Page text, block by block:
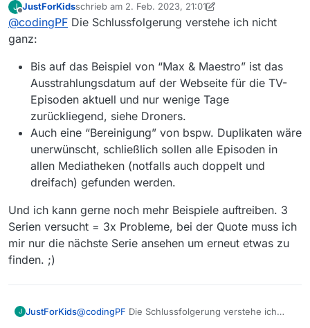
ist Folge “52. Finale Furioso, Teil 2” der
KIKA-Mediathek- Screenshot: Screenshot
KIKA benennt die Folge “8. Das
Rennen ohne Regeln”
Screenshot 2023-02-
02_11h22_46.png
Screenshot 2023-02-
02_11h22_41.png
Wiederholungen für die das “alte”
Ausstrahlungsdatum Probleme verursacht. Auch gibt
werden.
Ich werde es als Issue aufnehmen damit man
nochmal nachgehen kann.
J
Offline
JustForKidsschrieb am 2. Feb. 2023, 21:01
zuletzt editiert von JustForKids2. Feb. 2023, 22:04
@codingPF Die Schlussfolgerung verstehe ich nicht
ganz:
Bis auf das Beispiel von “Max & Maestro” ist das
Ausstrahlungsdatum auf der Webseite für die TV-
Episoden aktuell und nur wenige Tage
zurückliegend, siehe Droners.
Auch eine “Bereinigung” von bspw. Duplikaten wäre
unerwünscht, schließlich sollen alle Episoden in
allen Mediatheken (notfalls auch doppelt und
dreifach) gefunden werden.
Und ich kann gerne noch mehr Beispiele auftreiben. 3
Serien versucht = 3x Probleme, bei der Quote muss ich
mir nur die nächste Serie ansehen um erneut etwas zu
finden. ;)
J JustForKids@codingPF Die Schlussfolgerung verstehe ich